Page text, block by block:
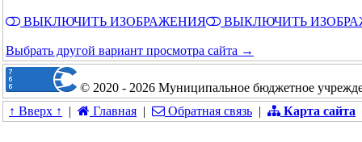
ВЫКЛЮЧИТЬ ИЗОБРАЖЕНИЯ ВЫКЛЮЧИТЬ
Выбрать другой вариант просмотра сайта →
© 2020 - 2026 Муниципальное бюджетное
↑ Вверх ↑
| Главная | Обратная связь | Карта сайта